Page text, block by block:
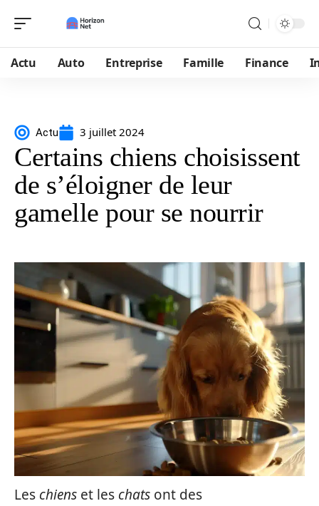
Actu Auto Entreprise Famille Finance
Actu 3 juillet 2024
Certains chiens choisissent
de s’éloigner de leur
gamelle pour se nourrir
Les chiens et les chats ont des